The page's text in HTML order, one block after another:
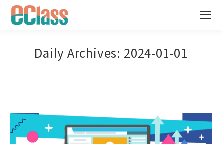
Daily Archives: 2024-01-01